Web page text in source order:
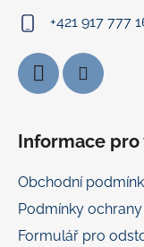
+421 917 777
Informace pro
Obchodní
Podmínky
Formulář pro